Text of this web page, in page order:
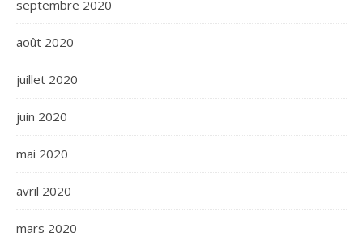
septembre 2020
août 2020
juillet 2020
juin 2020
mai 2020
avril 2020
mars 2020